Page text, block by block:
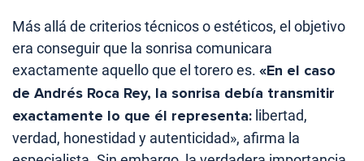
Más allá de criterios técnicos o estéticos, el objetivo
era conseguir que la sonrisa comunicara
exactamente aquello que el torero es. «En el caso
de Andrés Roca Rey, la sonrisa debía transmitir
exactamente lo que él representa: libertad,
verdad, honestidad y autenticidad», afirma la